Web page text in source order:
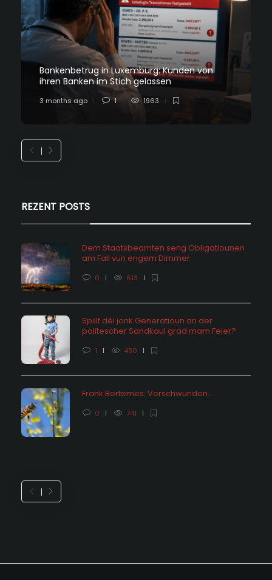
Bankenbetrug in Luxemburg: Kunden von
ihren Banken im Stich gelassen
3 months ago 1 1963
REZENT POSTS
Dem Staatsbeamten seng Obligatiounen
am Fall vun engem Dimmer
0 613
Spillt déi jonk Generatioun an der
politescher Sandkaul grad mam Feier?
1 430
Frank Bertemes: Verschwunden….
0 741